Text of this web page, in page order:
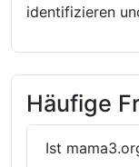
identifizieren
Häufige
Ist